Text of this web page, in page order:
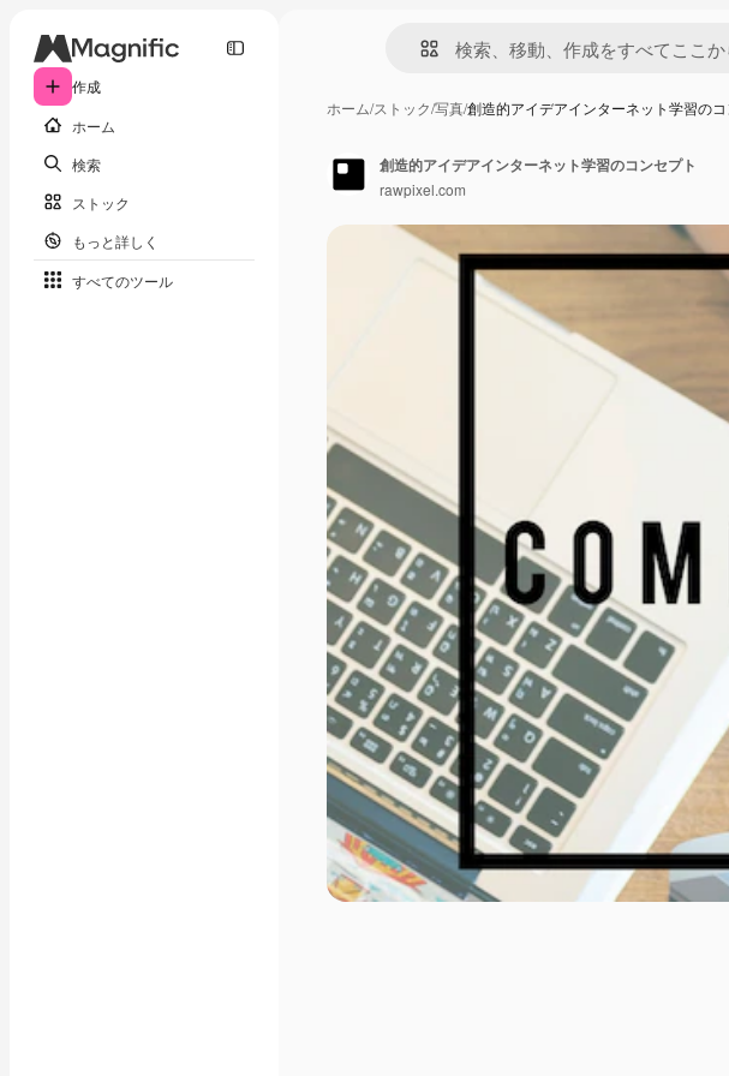
作成
ホーム
検索
ストック
もっと詳しく
すべてのツール
ホーム/ストック/写真/創造的アイデアインターネット学習の
創造的アイデアインターネット学習のコンセプト
rawpixel.com